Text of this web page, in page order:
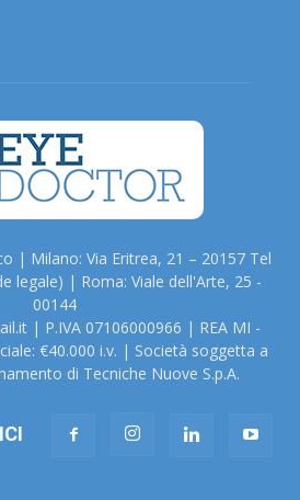
| Milano: Via Eritrea, 21 – 20157 Tel
legale) | Roma: Viale dell'Arte, 25 -
00144
| P.IVA 07106000966 | REA MI -
€40.000 i.v. | Società soggetta a
di Tecniche Nuove S.p.A.